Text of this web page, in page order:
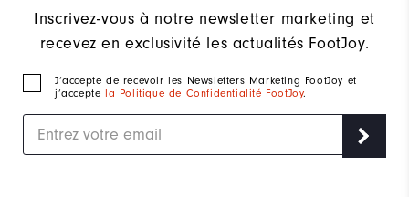
Inscrivez-vous à notre newsletter marketing et
recevez en exclusivité les actualités FootJoy.
J‘accepte de recevoir les Newsletters Marketing FootJoy et
j’accepte la Politique de Confidentialité FootJoy.